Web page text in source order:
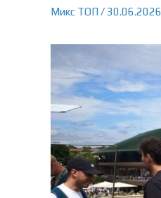
Микс ТОП / 30.06.2026